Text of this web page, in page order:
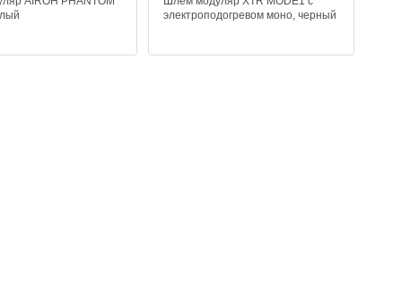
электроподогревом моно, черный